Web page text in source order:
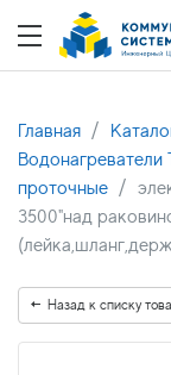
Главная
Водонагреватели
проточные
3500"над
Назад к списку